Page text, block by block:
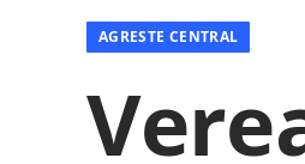
AGRESTE CENTRAL